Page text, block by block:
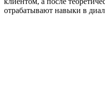
отрабатывают навыки в